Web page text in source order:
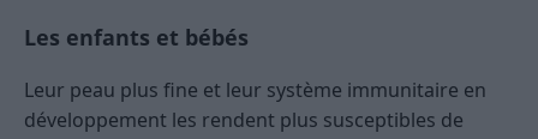
Les enfants et bébés
Leur peau plus fine et leur système immunitaire en
développement les rendent plus susceptibles de